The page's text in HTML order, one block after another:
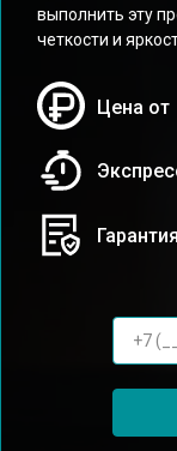
выполнить эту
четкости и
Цена от